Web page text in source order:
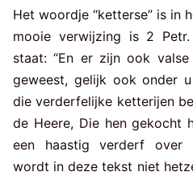
Het woordje “ketterse” is in
mooie verwijzing is 2
staat: “En er zijn ook
geweest, gelijk ook onder
die verderfelijke ketterijen
de Heere, Die hen gekocht
een haastig verderf over
wordt in deze tekst niet